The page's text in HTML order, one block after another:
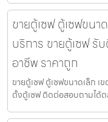
ขายตู้เซฟ ตู้เซฟขน
บริการ ขายตู้เซฟ
อาชีพ ราคาถูก
ขายตู้เซฟ ตู้เซฟขนาดเล็ก
ตั้งตู้เซฟ ติดต่อสอบถามได้